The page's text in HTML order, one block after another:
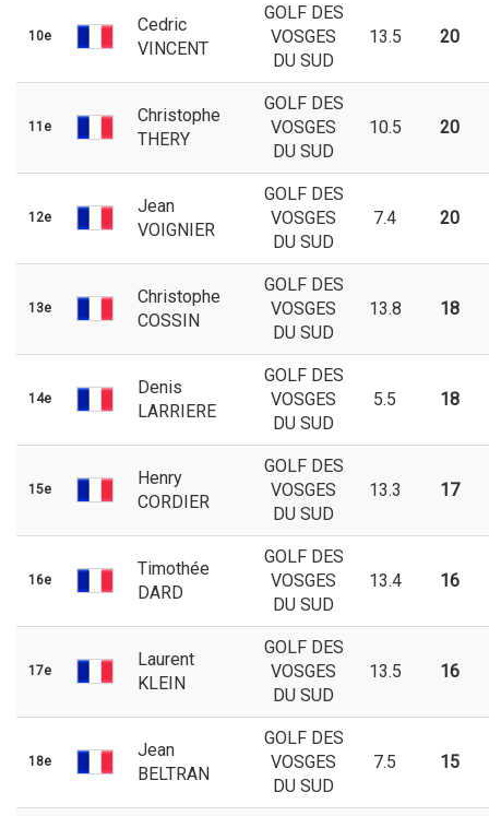
10e
Cedric
VINCENT
GOLF DES
VOSGES
DU SUD
13.5 20
11e
Christophe
THERY
GOLF DES
VOSGES
DU SUD
10.5 20
12e
Jean
VOIGNIER
GOLF DES
VOSGES
DU SUD
7.4 20
13e
Christophe
COSSIN
GOLF DES
VOSGES
DU SUD
13.8 18
14e
Denis
LARRIERE
GOLF DES
VOSGES
DU SUD
5.5 18
15e
Henry
CORDIER
GOLF DES
VOSGES
DU SUD
13.3 17
16e
Timothée
DARD
GOLF DES
VOSGES
DU SUD
13.4 16
17e
Laurent
KLEIN
GOLF DES
VOSGES
DU SUD
13.5 16
18e
Jean
BELTRAN
GOLF DES
VOSGES
DU SUD
7.5 15